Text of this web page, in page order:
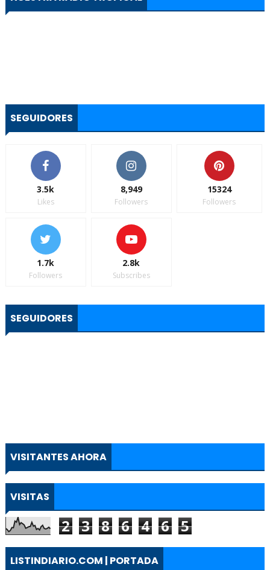
SEGUIDORES
3.5k
Likes
8,949
Followers
15324
Followers
1.7k
Followers
2.8k
Subscribes
SEGUIDORES
VISITANTES AHORA
VISITAS
2 3 8 6 4 6 5
LISTINDIARIO.COM | PORTADA